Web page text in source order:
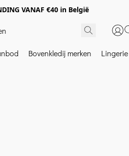
VANAF €40 in België
Bovenkledij merken